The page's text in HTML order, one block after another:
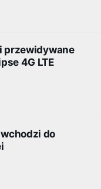
przewidywane
4G LTE
wchodzi do